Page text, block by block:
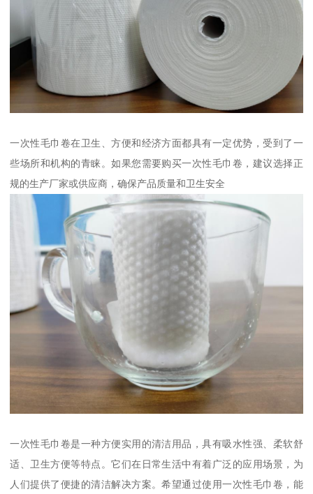
一次性毛巾卷在卫生、方便和经济方面都具有一定优势，受到了一
些场所和机构的青睐。如果您需要购买一次性毛巾卷，建议选择正
规的生产厂家或供应商，确保产品质量和卫生安全
一次性毛巾卷是一种方便实用的清洁用品，具有吸水性强、柔软舒
适、卫生方便等特点。它们在日常生活中有着广泛的应用场景，为
人们提供了便捷的清洁解决方案。希望通过使用一次性毛巾卷，能